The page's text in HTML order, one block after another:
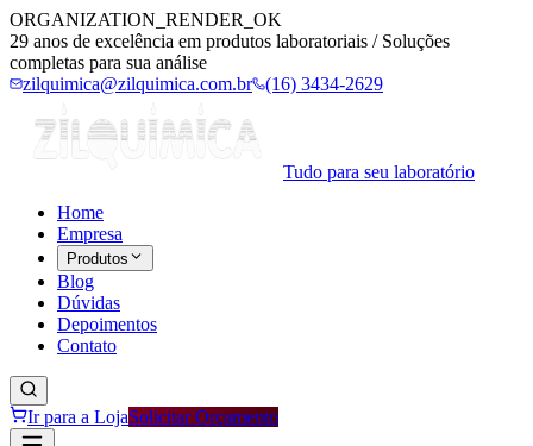
ORGANIZATION_RENDER_OK
29 anos de excelência em produtos laboratoriais / Soluções
completas para sua análise
zilquimica@zilquimica.com.br
(16) 3434-2629
Tudo para seu laboratório
Home
Empresa
Produtos
Blog
Dúvidas
Depoimentos
Contato
Ir para a LojaSolicitar Orçamento